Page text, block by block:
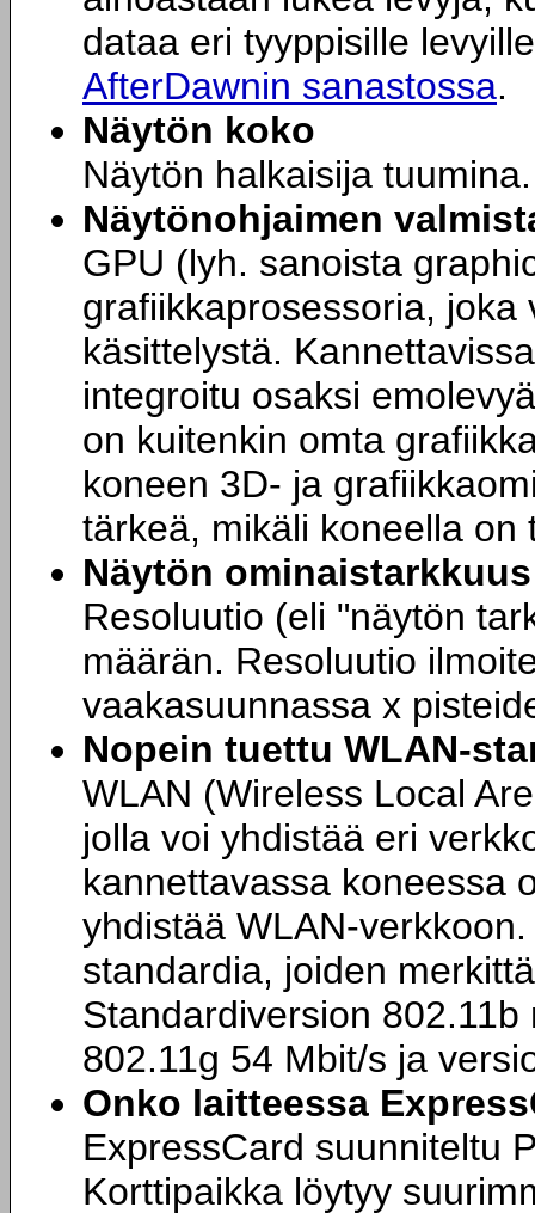
dataa eri tyyppisille
AfterDawnin sanastossa.
Näytön koko
Näytön halkaisija tuumina.
Näytönohjaimen
GPU (lyh. sanoista
grafiikkaprosessoria,
käsittelystä.
integroitu osaksi
on kuitenkin omta
koneen 3D- ja
tärkeä, mikäli koneella on
Näytön ominaistarkkuus
Resoluutio (eli "näytön
määrän. Resoluutio
vaakasuunnassa x
Nopein tuettu WLAN-
WLAN (Wireless Local
jolla voi yhdistää eri
kannettavassa koneessa
yhdistää WLAN-
standardia, joiden
Standardiversion
802.11g 54 Mbit/s ja
Onko laitteessa
ExpressCard suunniteltu
Korttipaikka löytyy